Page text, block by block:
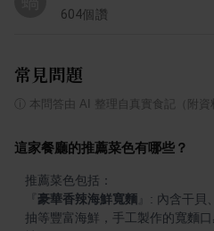
604個讚
常見問題
本問答由 AI 整理自真實食記（附資
這家餐廳的推薦菜色有哪些？
豪華香辣海鮮寬麵
: 內含干貝
抽等豐富海鮮，手工製作的寬麵